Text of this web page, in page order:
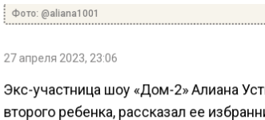
Фото: @aliana1001
27 апреля 2023, 23:06
Экс-участница шоу «Дом-2» Алиана
второго ребенка, рассказал ее